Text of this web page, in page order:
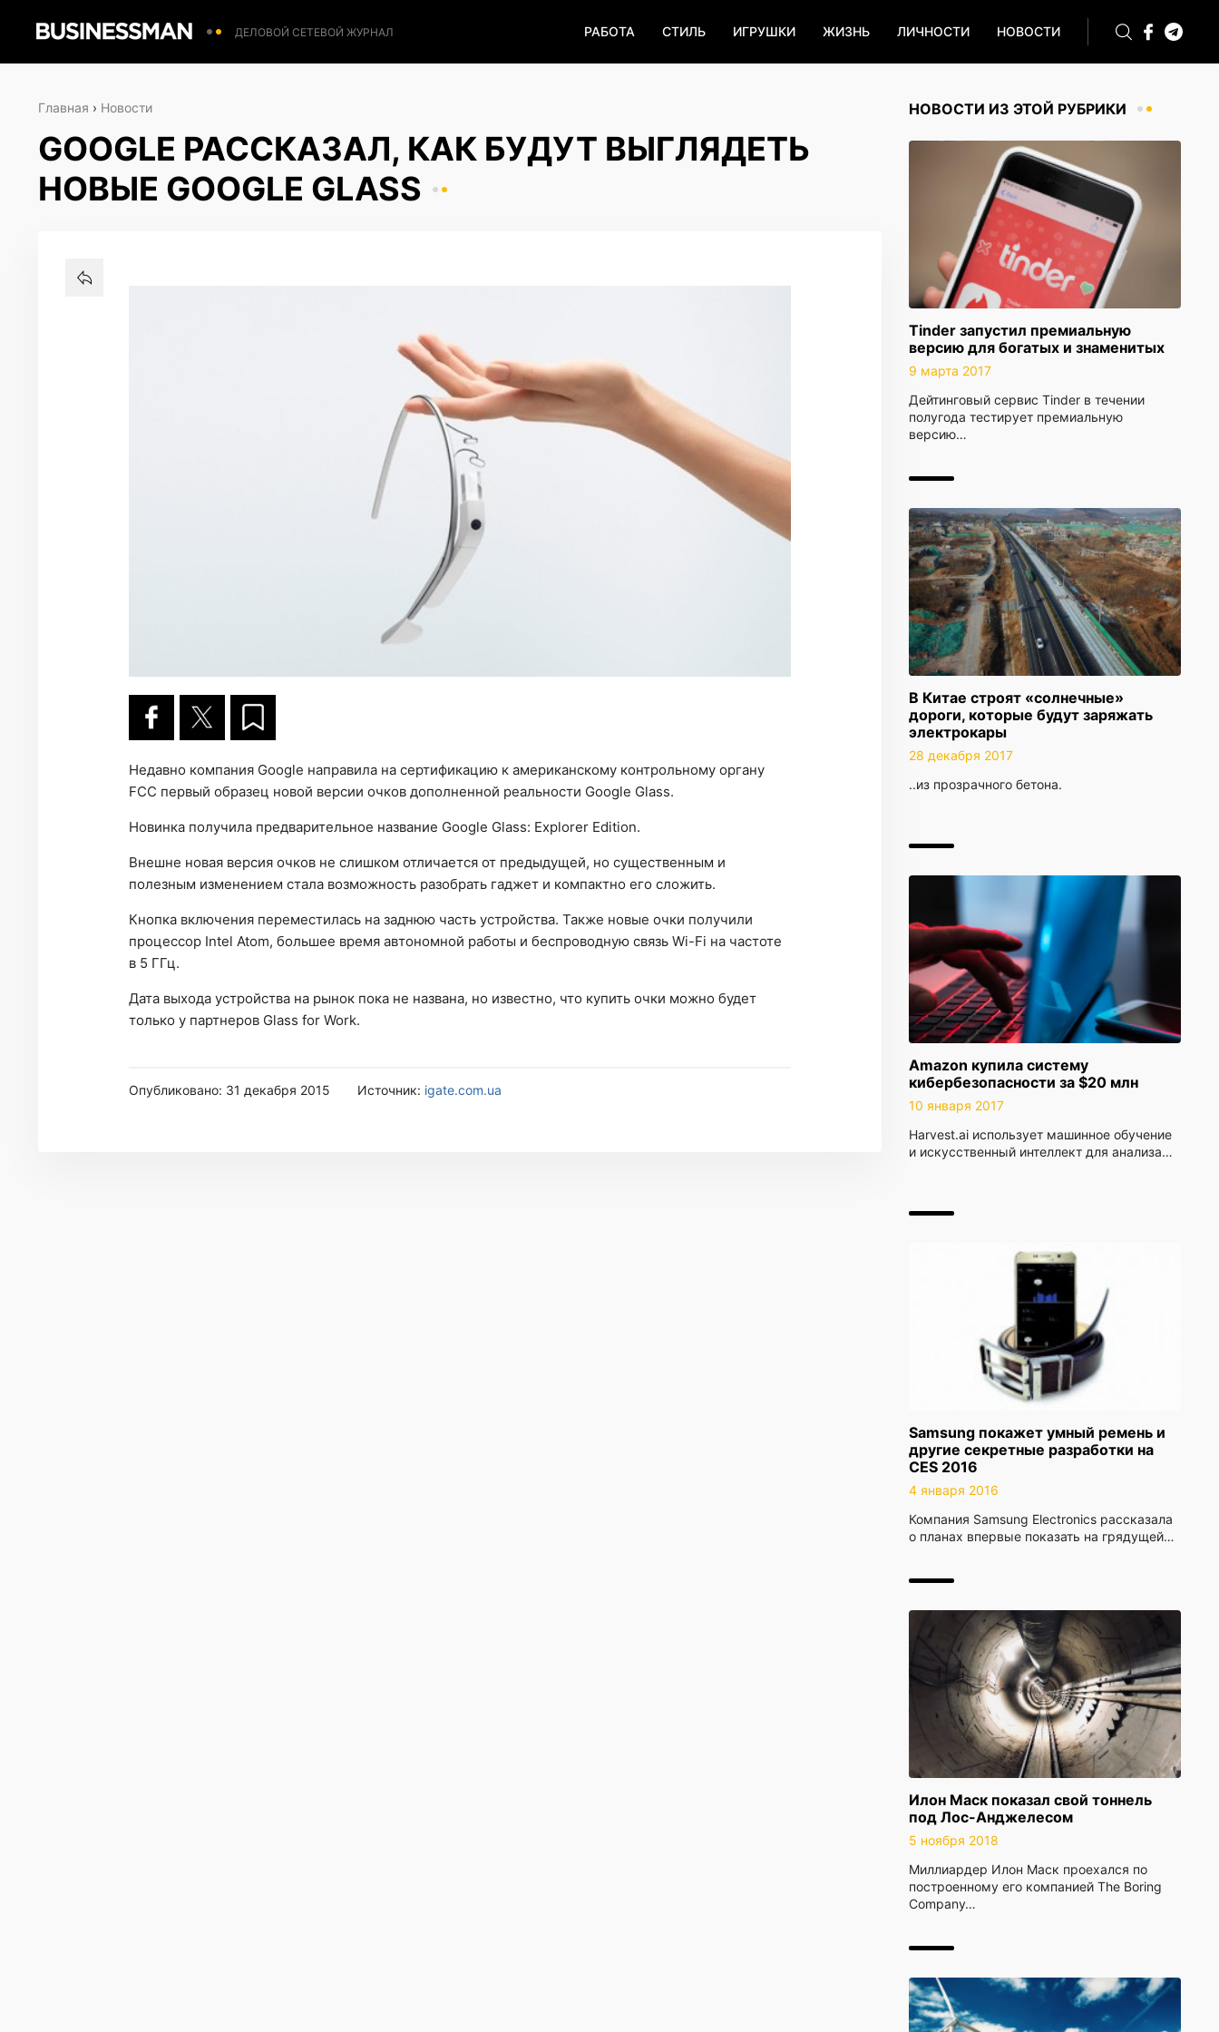
ДЕЛОВОЙ СЕТЕВОЙ ЖУРНАЛ РАБОТА СТИЛЬ ИГРУШКИ ЖИЗНЬ ЛИЧНОСТИ НОВОСТИ
НОВОСТИ ИЗ ЭТОЙ РУБРИКИ
Tinder запустил премиальную
версию для богатых и знаменитых
9 марта 2017
Дейтинговый сервис Tinder в течении
полугода тестирует премиальную
версию…
В Китае строят «солнечные»
дороги, которые будут заряжать
электрокары
28 декабря 2017
..из прозрачного бетона.
Amazon купила систему
кибербезопасности за $20 млн
10 января 2017
Harvest.ai использует машинное обучение
и искусственный интеллект для анализа…
Samsung покажет умный ремень и
другие секретные разработки на
CES 2016
4 января 2016
Компания Samsung Electronics рассказала
о планах впервые показать на грядущей…
Илон Маск показал свой тоннель
под Лос-Анджелесом
5 ноября 2018
Миллиардер Илон Маск проехался по
построенному его компанией The Boring
Company…
Главная › Новости
GOOGLE РАССКАЗАЛ, КАК БУДУТ ВЫГЛЯДЕТЬ
НОВЫЕ GOOGLE GLASS
Недавно компания Google направила на сертификацию к американскому контрольному органу
FCC первый образец новой версии очков дополненной реальности Google Glass.
Новинка получила предварительное название Google Glass: Explorer Edition.
Внешне новая версия очков не слишком отличается от предыдущей, но существенным и
полезным изменением стала возможность разобрать гаджет и компактно его сложить.
Кнопка включения переместилась на заднюю часть устройства. Также новые очки получили
процессор Intel Atom, большее время автономной работы и беспроводную связь Wi-Fi на частоте
в 5 ГГц.
Дата выхода устройства на рынок пока не названа, но известно, что купить очки можно будет
только у партнеров Glass for Work.
Опубликовано: 31 декабря 2015 Источник: igate.com.ua